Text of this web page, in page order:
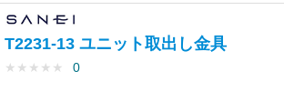
T2231-13 ユニット取出し金具
★ ★ ★ ★ ★ 0